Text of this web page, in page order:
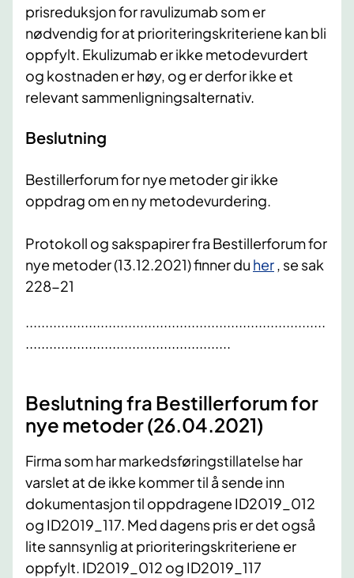
prisreduksjon for ravulizumab som er
nødvendig for at prioriteringskriteriene kan bli
oppfylt. Ekulizumab er ikke metodevurdert
og kostnaden er høy, og er derfor ikke et
relevant sammenligningsalternativ.
Beslutning
Bestillerforum for nye metoder gir ikke
oppdrag om en ny metodevurdering.
Protokoll og sakspapirer fra Bestillerforum for
nye metoder (13.12.2021) finner du her, se sak
228-21
............................................................................
....................................................
Beslutning fra Bestillerforum for
nye metoder (26.04.2021)
Firma som har markedsføringstillatelse har
varslet at de ikke kommer til å sende inn
dokumentasjon til oppdragene ID2019_012
og ID2019_117. Med dagens pris er det også
lite sannsynlig at prioriteringskriteriene er
oppfylt. ID2019_012 og ID2019_117